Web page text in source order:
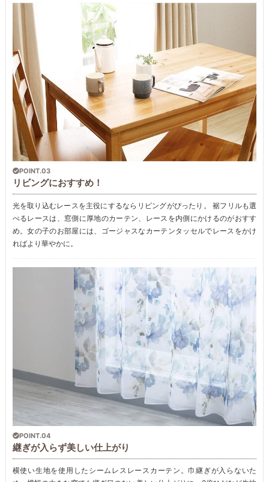
POINT.03
リビングにおすすめ！
光を取り込むレースを主役にするならリビングがぴったり。 裾フリルも選
べるレースは、窓側に厚地のカーテン、レースを内側にかけるのがおすす
め。女の子のお部屋には、ゴージャスなカーテンタッセルでレースをかけ
ればより華やかに。
POINT.04
継ぎが入らず美しい仕上がり
横使い生地を使用したシームレスレースカーテン。巾継ぎが入らないた